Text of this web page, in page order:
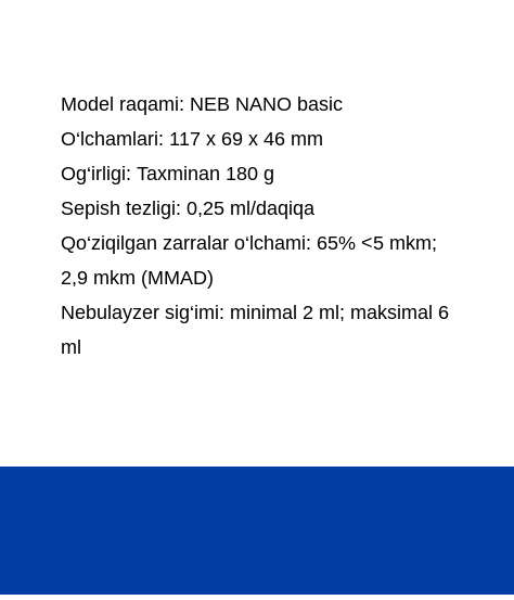
Model raqami: NEB NANO basic
O‘lchamlari: 117 х 69 х 46 mm
Og‘irligi: Taxminan 180 g
Sepish tezligi: 0,25 ml/daqiqa
Qo‘ziqilgan zarralar o‘lchami: 65% <5 mkm;
2,9 mkm (MMAD)
Nebulayzer sig‘imi: minimal 2 ml; maksimal 6
ml